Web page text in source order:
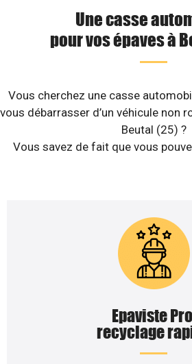
Une casse
pour vos épaves à
Vous cherchez une casse
vous débarrasser d’un véhicule non
Beutal (25) ?
Vous savez de fait que vous
Epaviste
recyclage